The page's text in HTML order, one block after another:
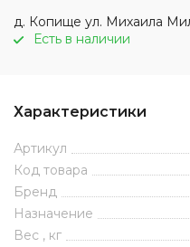
д. Копище ул. Михаила
Есть в наличии
Характеристики
Артикул
Код товара
Бренд
Назначение
Вес , кг